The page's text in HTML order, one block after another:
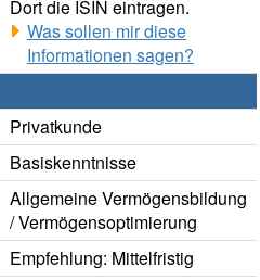
Dort die ISIN eintragen.
Was sollen mir diese
Informationen sagen?
Privatkunde
Basiskenntnisse
Allgemeine Vermögensbildung
/ Vermögensoptimierung
Empfehlung: Mittelfristig